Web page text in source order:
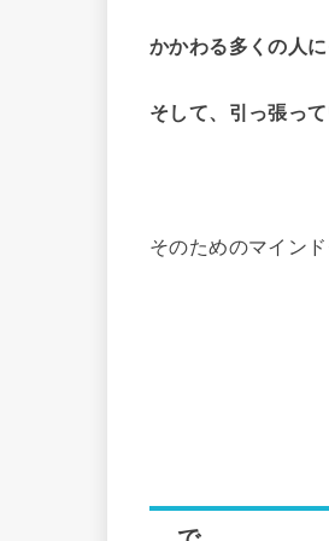
かかわる多くの人
そして、引っ張っ
そのためのマイン